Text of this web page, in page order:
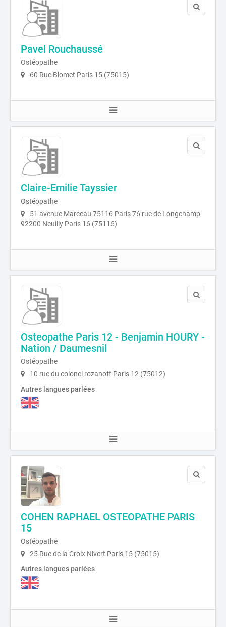
Pavel Rouchaussé
Ostéopathe
60 Rue Blomet Paris 15 (75015)
Claire-Emilie Tayssier
Ostéopathe
51 avenue Marceau 75116 Paris 76 rue de Longchamp
92200 Neuilly Paris 16 (75116)
Osteopathe Paris 12 - Benjamin HOURY -
Nation / Daumesnil
Ostéopathe
10 rue du colonel rozanoff Paris 12 (75012)
Autres langues parlées
COHEN RAPHAEL OSTEOPATHE PARIS
15
Ostéopathe
25 Rue de la Croix Nivert Paris 15 (75015)
Autres langues parlées